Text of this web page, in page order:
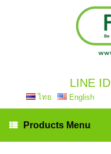
LINE ID
ไทย English
Products Menu